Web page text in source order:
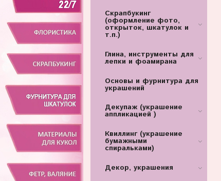
Скрапбукинг
(оформление фото,
открыток, шкатулок и
т.п.)
Глина, инструменты для
лепки и фоамирана
Основы и фурнитура для
украшений
Декупаж (украшение
аппликацией )
Квиллинг (украшение
бумажными
спиральками)
Декор, украшения